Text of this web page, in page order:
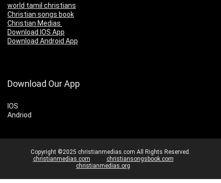
world tamil christians
Christian songs book
Christian Medias
Download IOS App
Download Android App
Download Our App
IOS
Andriod
Copyright ©2025 christianmedias.com All Rights Reserved.
christianmedias.com
christiansongsbook.com
christianmedias.org